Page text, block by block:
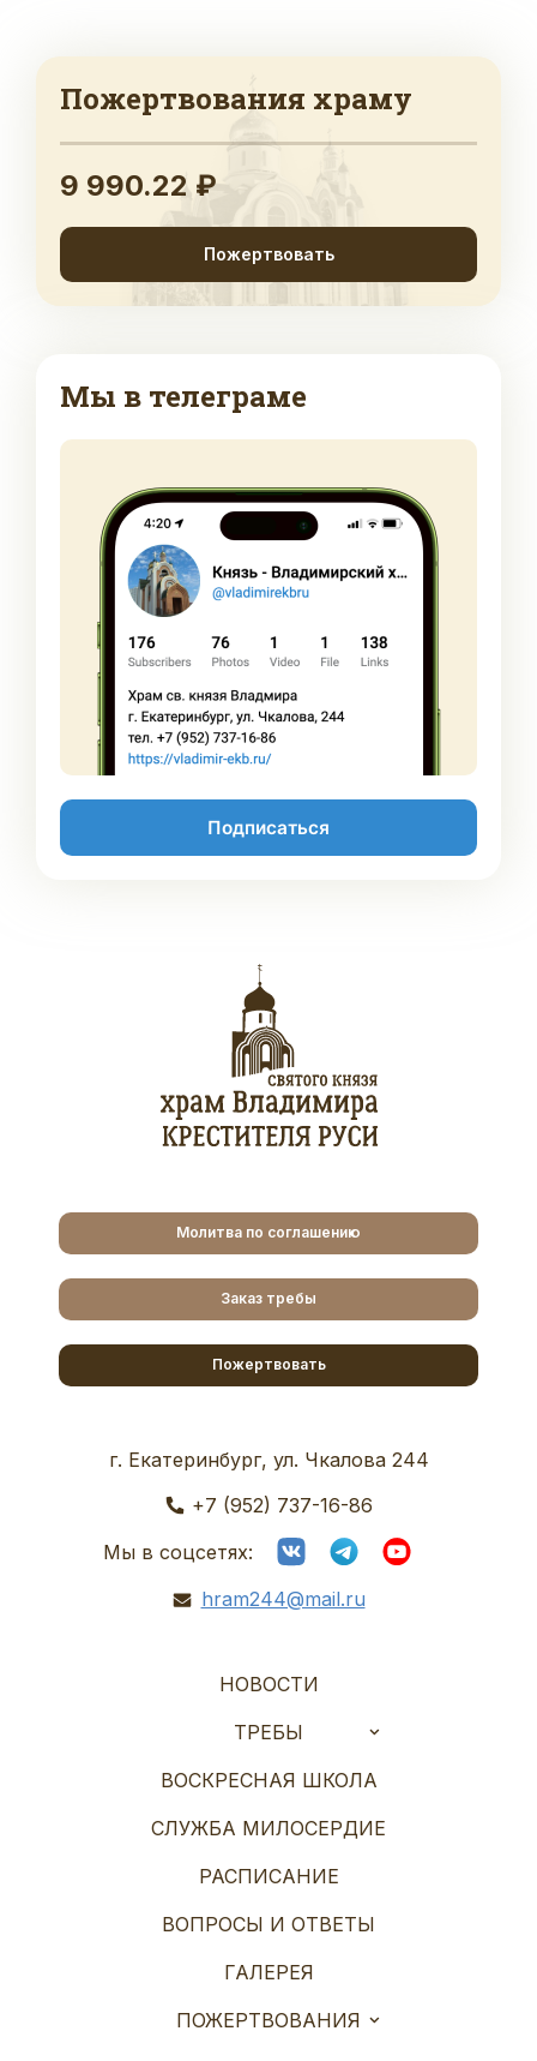
Пожертвования храму
9 990.22 ₽
Пожертвовать
Мы в телеграме
Подписаться
Молитва по соглашению
Заказ требы
Пожертвовать
г. Екатеринбург, ул. Чкалова 244
+7 (952) 737-16-86
Мы в соцсетях:
hram244@mail.ru
НОВОСТИ
ТРЕБЫ
ВОСКРЕСНАЯ ШКОЛА
СЛУЖБА МИЛОСЕРДИЕ
РАСПИСАНИЕ
ВОПРОСЫ И ОТВЕТЫ
ГАЛЕРЕЯ
ПОЖЕРТВОВАНИЯ